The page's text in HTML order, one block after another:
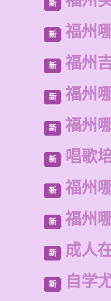
新
新 福州
新 福州
新 福州
新 福州
新 唱歌
新 福州
新 福州
新 成人
新 自学